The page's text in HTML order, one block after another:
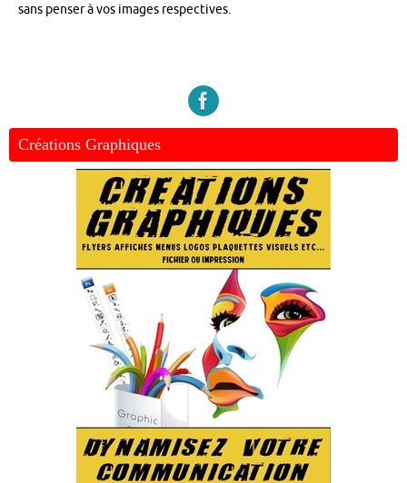
sans penser à vos images respectives.
Créations Graphiques